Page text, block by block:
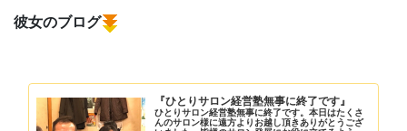
彼女のブログ
『ひとりサロン経営塾無事に終了です』
ひとりサロン経営塾無事に終了です。本日はたくさ
んのサロン様に遠方よりお越し頂きありがとうござ